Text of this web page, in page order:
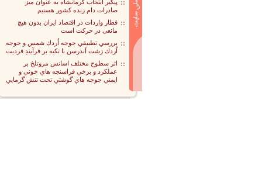
پیگیر انتخاب کرمانشاه به عنوان میز
صادرات دام زنده کشور هستیم
قطار واردات در اقتصاد ایران بدون هیچ
مانعی در حرکت است
بررسي تطبيقي جوجه اُردك شمس و جوجه
اُردك زشت آندرسن با تكيه بر فرآيندِ فرديت
اثر سطوح مختلف اسانس مروتلخ بر
عملكرد و برخي فراسنجه هاي خوني و
ايمني جوجه هاي گوشتي تحت تنش گرمايي